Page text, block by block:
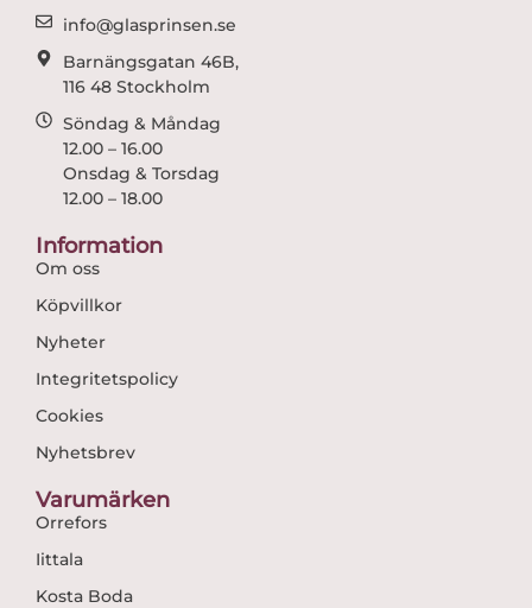
info@glasprinsen.se
Barnängsgatan 46B,
116 48 Stockholm
Söndag & Måndag
12.00 – 16.00
Onsdag & Torsdag
12.00 – 18.00
Information
Om oss
Köpvillkor
Nyheter
Integritetspolicy
Cookies
Nyhetsbrev
Varumärken
Orrefors
Iittala
Kosta Boda